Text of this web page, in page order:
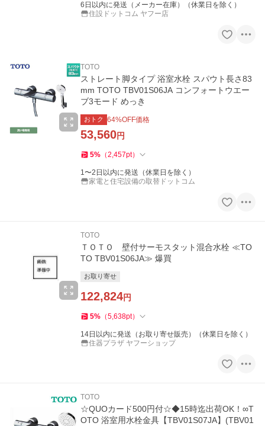
6日以内に発送（メーカー在庫）（休業日を除く）
住設ドットコム ヤフー店
TOTO
ストレート脚タイプ 浴室水栓 スパウト長さ83
mm TOTO TBV01S06JA コンフォートウエー
ブ3モード めっき
おトク 64%OFF価格
53,560円
5% （2,457pt）
1〜2日以内に発送（休業日を除く）
家電と住宅設備の取替ドットコム
TOTO
ＴＯＴＯ 壁付サーモスタット混合水栓 ≪TO
TO TBV01S06JA≫ 爆買
お取り寄せ
122,824円
5% （5,638pt）
14日以内に発送（お取り寄せ販売）（休業日を除く）
住器プラザ ヤフーショップ
TOTO
☆QUOカード500円付☆◆15時迄出荷OK！∞T
OTO 浴室用水栓金具【TBV01S07JA】(TBV01